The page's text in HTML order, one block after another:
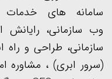
سامانه های خدمات
وب سازمانی، رایانش
سازمانی، طراحی و
(سرور ابری) ، مشاوره